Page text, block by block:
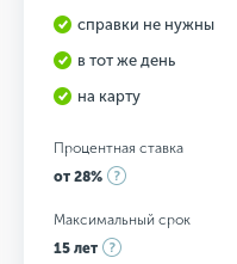
справки не нужны
в тот же день
на карту
Процентная ставка
от 28%
Максимальный срок
15 лет